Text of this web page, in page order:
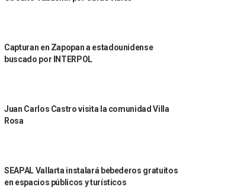
Capturan en Zapopan a estadounidense
buscado por INTERPOL
Juan Carlos Castro visita la comunidad Villa
Rosa
SEAPAL Vallarta instalará bebederos gratuitos
en espacios públicos y turísticos